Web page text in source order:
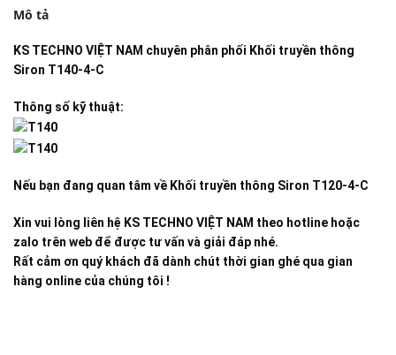
Mô tả
KS TECHNO VIỆT NAM chuyên phân phối Khối truyền thông
Siron T140-4-C
Thông số kỹ thuật:
Nếu bạn đang quan tâm về Khối truyền thông Siron T120-4-C
Xin vui lòng liên hệ KS TECHNO VIỆT NAM theo hotline hoặc
zalo trên web để được tư vấn và giải đáp nhé.
Rất cảm ơn quý khách đã dành chút thời gian ghé qua gian
hàng online của chúng tôi !